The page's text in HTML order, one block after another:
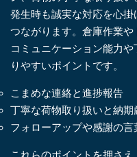
発生時も誠実な対応を心
つながります。倉庫作業や
コミュニケーション能力
りやすいポイントです。
こまめな連絡と進捗報告
丁寧な荷物取り扱いと納期
フォローアップや感謝の
これらのポイントを押さ